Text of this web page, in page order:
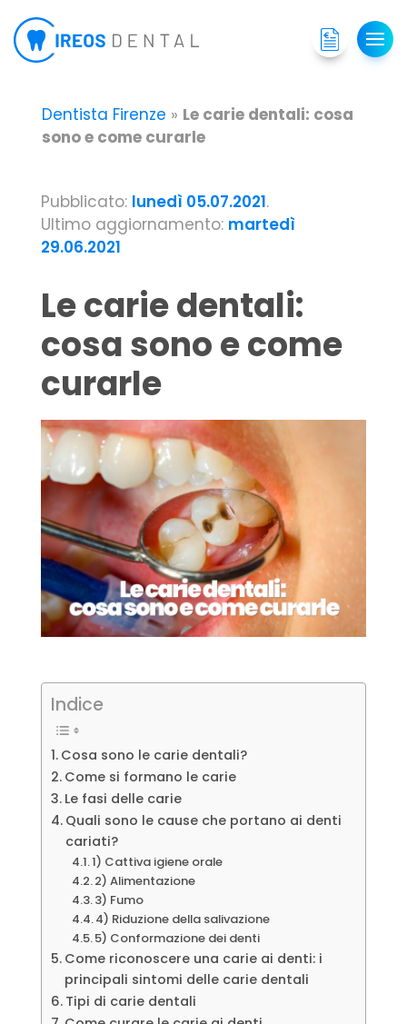
Dentista Firenze » Le carie dentali: cosa
sono e come curarle
Pubblicato: lunedì 05.07.2021.
Ultimo aggiornamento: martedì
29.06.2021
Le carie dentali:
cosa sono e come
curarle
Indice
Cosa sono le carie dentali?
Come si formano le carie
Le fasi delle carie
Quali sono le cause che portano ai denti
cariati?
1) Cattiva igiene orale
2) Alimentazione
3) Fumo
4) Riduzione della salivazione
5) Conformazione dei denti
Come riconoscere una carie ai denti: i
principali sintomi delle carie dentali
Tipi di carie dentali